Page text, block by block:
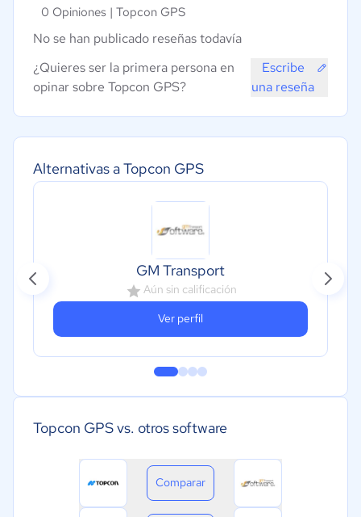
Alternativas a Topcon GPS
GM Transport
Aún sin calificación
Ver perfil
Topcon GPS vs. otros software
Comparar
0 Opiniones | Topcon GPS
No se han publicado reseñas todavía
¿Quieres ser la primera persona en
opinar sobre Topcon GPS?
Escribe
una reseña